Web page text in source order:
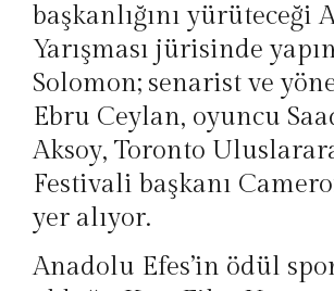
başkanlığını yürüteceği
Yarışması jürisinde
Solomon; senarist ve
Ebru Ceylan, oyuncu
Aksoy, Toronto
Festivali başkanı
yer alıyor.
Anadolu Efes’in ödül